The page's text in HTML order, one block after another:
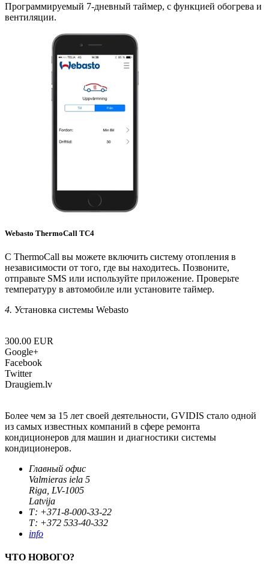
Программируемый 7-дневный таймер, с функцией обогрева и
вентиляции.
Webasto ThermoCall TC4
С ThermoCall вы можете включить систему отопления в
независимости от того, где вы находитесь. Позвоните,
отправьте SMS или используйте приложение. Проверьте
температуру в автомобиле или установите таймер.
4. Установка системы Webasto
300.00 EUR
Google+
Facebook
Twitter
Draugiem.lv
Более чем за 15 лет своей деятельности, GVIDIS стало одной
из самых известных компаний в сфере ремонта
кондиционеров для машин и диагностики системы
кондиционеров.
Главный офис
Valmieras iela 5
Riga, LV-1005
Latvija
Т: +371-8-000-33-22
Т: +372 533-40-332
info
ЧТО НОВОГО?